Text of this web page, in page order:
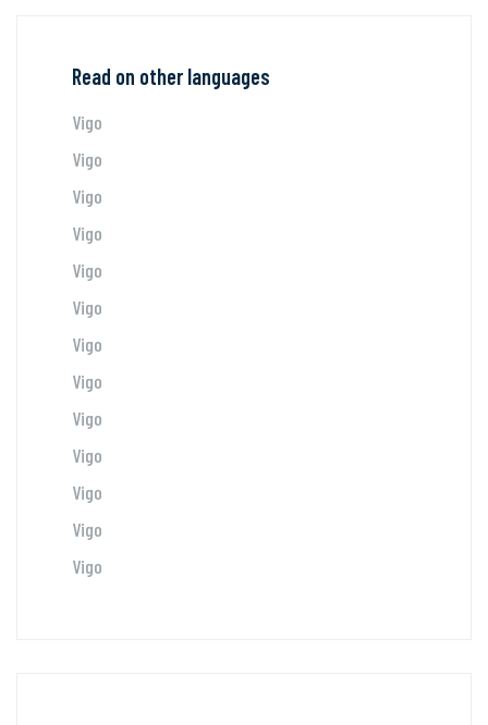
Read on other languages
Vigo
Vigo
Vigo
Vigo
Vigo
Vigo
Vigo
Vigo
Vigo
Vigo
Vigo
Vigo
Vigo